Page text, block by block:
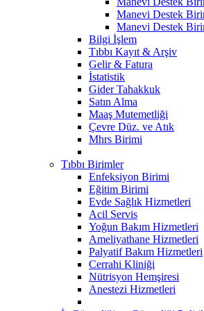
Manevi Destek
Manevi Destek
Bilgi İşlem
Tıbbı Kayıt & Arşiv
Gelir & Fatura
İstatistik
Gider Tahakkuk
Satın Alma
Maaş Mutemetliği
Çevre Düz. ve Atık
Mhrs Birimi
Tıbbı Birimler
Enfeksiyon Birimi
Eğitim Birimi
Evde Sağlık Hizmetleri
Acil Servis
Yoğun Bakım Hizmetleri
Ameliyathane Hizmetleri
Palyatif Bakım Hizmetleri
Cerrahi Kliniği
Nütrisyon Hemşiresi
Anestezi Hizmetleri